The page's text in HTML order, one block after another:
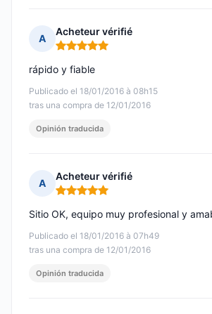
A
Acheteur vérifié
Nota: 5 de 5
Publicado el 18/01/2016 à 08h15
tras una compra de 12/01/2016
rápido y fiable
Opinión traducida
A
Acheteur vérifié
Nota: 5 de 5
Publicado el 18/01/2016 à 07h49
tras una compra de 12/01/2016
Sitio OK, equipo muy profesional y
Opinión traducida